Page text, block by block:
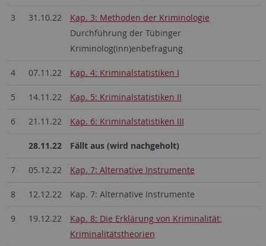
3 31.10.22
Kap. 3: Methoden der Kriminologie
Durchführung der Tübinger
Kriminolog(inn)enbefragung
4 07.11.22 Kap. 4: Kriminalstatistiken I
5 14.11.22 Kap. 5: Kriminalstatistiken II
6 21.11.22 Kap. 6: Kriminalstatistiken III
28.11.22 Fällt aus (wird nachgeholt)
7 05.12.22 Kap. 7: Alternative Instrumente
8 12.12.22 Kap. 7: Alternative Instrumente
9 19.12.22
Kap. 8: Die Erklärung von Kriminalität:
Kriminalitätstheorien